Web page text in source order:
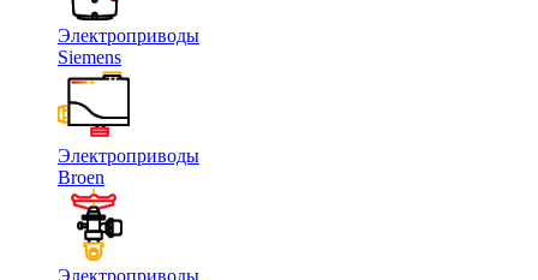
Электроприводы
Siemens
Электроприводы
Broen
Электроприводы